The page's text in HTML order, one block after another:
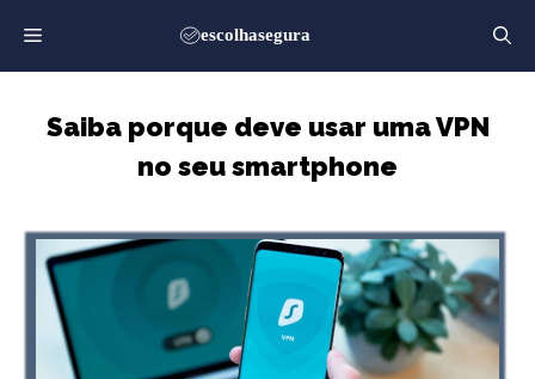
para
o
Saiba porque deve usar uma VPN
no seu smartphone